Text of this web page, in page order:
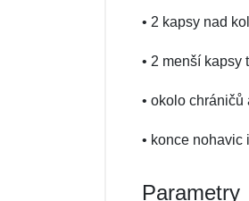
• 2 kapsy nad
• 2 menší kapsy
• okolo chráničů
• konce nohavic
Parametry